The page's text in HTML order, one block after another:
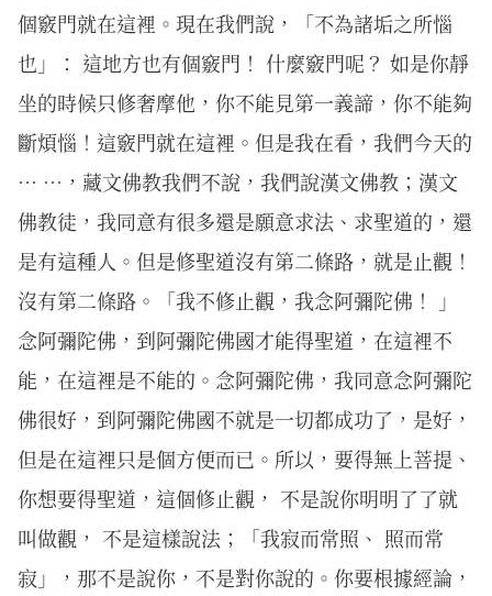
個竅門就在這裡。現在我們說，「不為諸垢之所惱
也」： 這地方也有個竅門！ 什麼竅門呢？ 如是你靜
坐的時候只修奢摩他，你不能見第一義諦，你不能夠
斷煩惱！這竅門就在這裡。但是我在看，我們今天的
… …，藏文佛教我們不說，我們說漢文佛教；漢文
佛教徒，我同意有很多還是願意求法、求聖道的，還
是有這種人。但是修聖道沒有第二條路，就是止觀！
沒有第二條路。「我不修止觀，我念阿彌陀佛！ 」
念阿彌陀佛，到阿彌陀佛國才能得聖道，在這裡不
能，在這裡是不能的。念阿彌陀佛，我同意念阿彌陀
佛很好，到阿彌陀佛國不就是一切都成功了，是好，
但是在這裡只是個方便而已。所以，要得無上菩提、
你想要得聖道，這個修止觀， 不是說你明明了了就
叫做觀， 不是這樣說法；「我寂而常照、 照而常
寂」，那不是說你，不是對你說的。你要根據經論，